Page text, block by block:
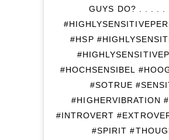
GUYS DO? . . . . .
#HSP
#HOCHSENSIBEL
#SOTRUE
#HIGHERVIBRATION
#INTROVERT
#SPIRIT